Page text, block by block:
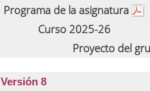
Programa de la asignatura
Curso 2025-26
Proyecto del
Versión 8